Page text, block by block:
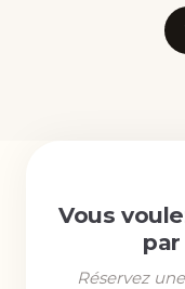
Vous
Réservez